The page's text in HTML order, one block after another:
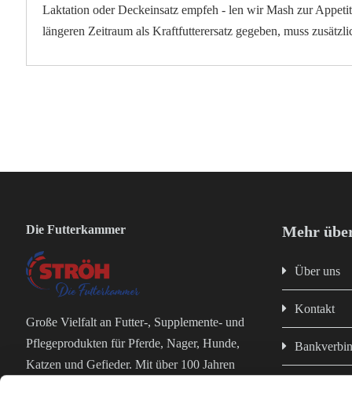
Laktation oder Deckeinsatz empfeh - len wir Mash zur
längeren Zeitraum als Kraftfutterersatz gegeben, muss
Die Futterkammer
Große Vielfalt an Futter-, Supplemente- und
Pflegeprodukten für Pferde, Nager, Hunde,
Katzen und Gefieder. Mit über 100 Jahren
Mehr
Über uns
Kontakt